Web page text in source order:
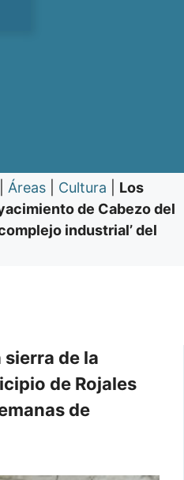
Áreas Cultura
Los
de Cabezo del
industrial’ del
sierra de la
de Rojales
de